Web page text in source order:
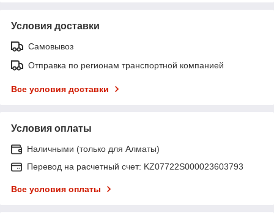
Условия доставки
Самовывоз
Отправка по регионам транспортной компанией
Все условия доставки
Условия оплаты
Наличными (только для Алматы)
Перевод на расчетный счет: KZ07722S000023603793
Все условия оплаты